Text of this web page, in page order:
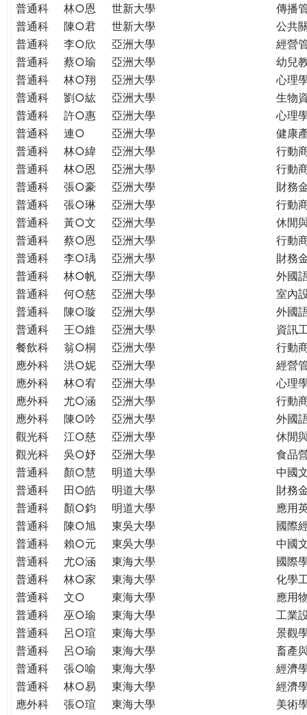
普通科
林○恩 世新大學
傳播
普通科
陳○君 世新大學
公共
普通科
李○欣 亞洲大學
經營
普通科
蔡○瑜 亞洲大學
幼兒
普通科
林○翔 亞洲大學
心理
普通科
劉○紘 亞洲大學
生物
普通科
許○惠 亞洲大學
心理
普通科
連○ 亞洲大學
健康
普通科
林○緯 亞洲大學
行動
普通科
林○恩 亞洲大學
行動
普通科
張○豪 亞洲大學
財務
普通科
張○琳 亞洲大學
行動
普通科
黃○文 亞洲大學
休閒
普通科
蔡○恩 亞洲大學
行動
普通科
李○瑀 亞洲大學
財務
普通科
林○帆 亞洲大學
外國
普通科
何○慈 亞洲大學
室內
普通科
陳○璇 亞洲大學
外國
普通科
王○維 亞洲大學
資訊
餐飲科
翁○桐 亞洲大學
行動
應外科
洪○妮 亞洲大學
經營
應外科
林○宥 亞洲大學
心理
應外科
尤○涵 亞洲大學
行動
應外科
陳○吟 亞洲大學
外國
觀光科
江○慈 亞洲大學
休閒
觀光科
吳○妤 亞洲大學
食品
普通科
顏○慧 明道大學
中國
普通科
田○皓 明道大學
財務
普通科
顏○鈞 明道大學
應用
普通科
陳○旭 東吳大學
國際
普通科
賴○元 東吳大學
中國
普通科
尤○涵 東海大學
國際
普通科
林○家 東海大學
化學
普通科
文○ 東海大學
應用
普通科
巫○瑜 東海大學
工業
普通科
呂○瑄 東海大學
景觀
普通科
呂○瑜 東海大學
畜產
普通科
張○喻 東海大學
經濟
普通科
林○易 東海大學
經濟
應外科
張○瑄 東海大學
美術